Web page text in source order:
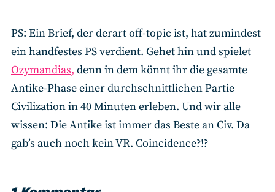
PS: Ein Brief, der derart off-topic ist, hat zumindest
ein handfestes PS verdient. Gehet hin und spielet
Ozymandias, denn in dem könnt ihr die gesamte
Antike-Phase einer durchschnittlichen Partie
Civilization in 40 Minuten erleben. Und wir alle
wissen: Die Antike ist immer das Beste an Civ. Da
gab’s auch noch kein VR. Coincidence?!?